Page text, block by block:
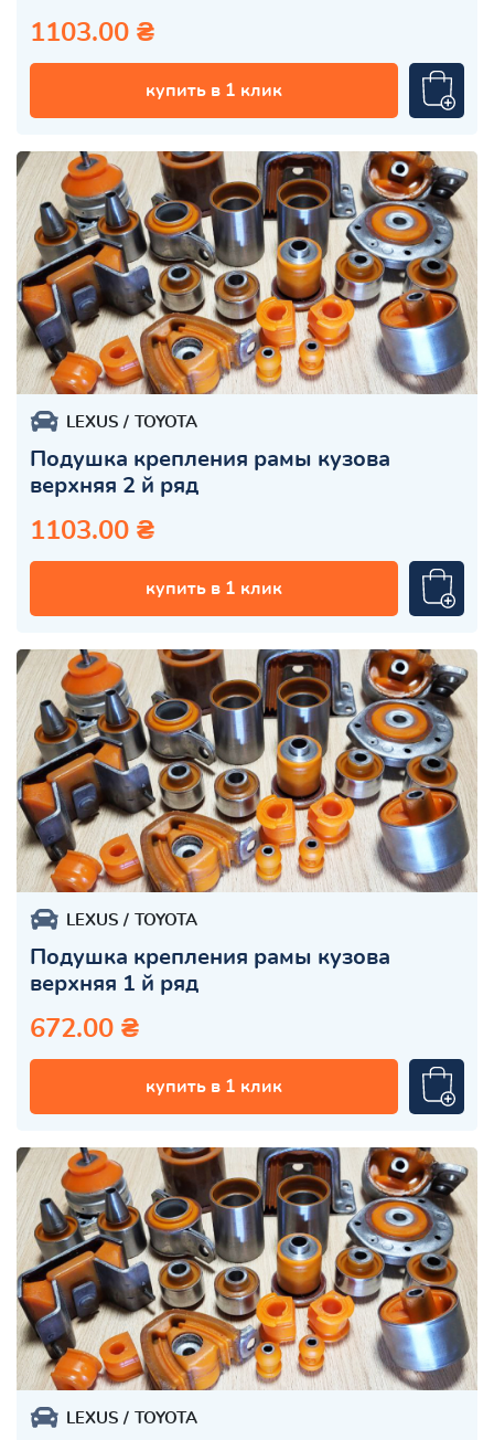
1103.00 ₴
купить в 1 клик
LEXUS TOYOTA
Подушка крепления рамы кузова
верхняя 2 й ряд
1103.00 ₴
купить в 1 клик
LEXUS TOYOTA
Подушка крепления рамы кузова
верхняя 1 й ряд
672.00 ₴
купить в 1 клик
LEXUS TOYOTA